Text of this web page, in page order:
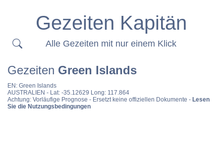
Gezeiten Kapitän
Alle Gezeiten mit nur einem Klick
Gezeiten Green Islands
EN: Green Islands
AUSTRALIEN - Lat: -35.12629 Long: 117.864
Achtung: Vorläufige Prognose - Ersetzt keine offiziellen Dokumente - Lesen
Sie die Nutzungsbedingungen